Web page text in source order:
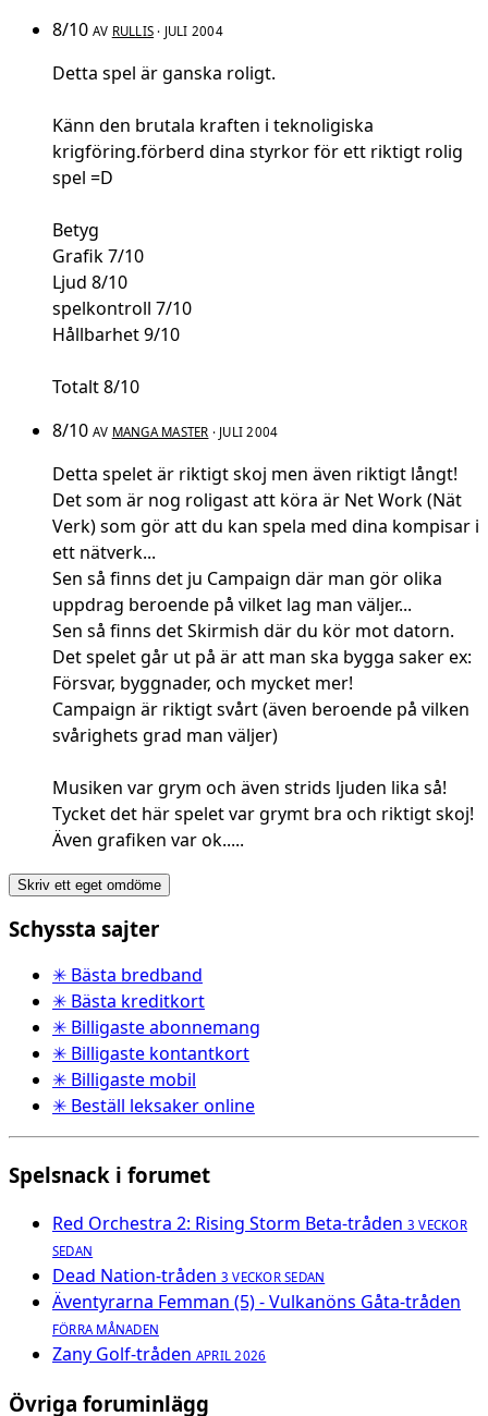
8/10 AV RULLIS · JULI 2004
Detta spel är ganska roligt.
Känn den brutala kraften i teknoligiska
krigföring.förberd dina styrkor för ett riktigt rolig
spel =D
Betyg
Grafik 7/10
Ljud 8/10
spelkontroll 7/10
Hållbarhet 9/10
Totalt 8/10
8/10 AV MANGA MASTER · JULI 2004
Detta spelet är riktigt skoj men även riktigt långt!
Det som är nog roligast att köra är Net Work (Nät
Verk) som gör att du kan spela med dina kompisar i
ett nätverk...
Sen så finns det ju Campaign där man gör olika
uppdrag beroende på vilket lag man väljer...
Sen så finns det Skirmish där du kör mot datorn.
Det spelet går ut på är att man ska bygga saker ex:
Försvar, byggnader, och mycket mer!
Campaign är riktigt svårt (även beroende på vilken
svårighets grad man väljer)
Musiken var grym och även strids ljuden lika så!
Tycket det här spelet var grymt bra och riktigt skoj!
Även grafiken var ok.....
Skriv ett eget omdöme
Schyssta sajter
✳ Bästa bredband
✳ Bästa kreditkort
✳ Billigaste abonnemang
✳ Billigaste kontantkort
✳ Billigaste mobil
✳ Beställ leksaker online
Spelsnack i forumet
Red Orchestra 2: Rising Storm Beta-tråden 3 VECKOR
SEDAN
Dead Nation-tråden 3 VECKOR SEDAN
Äventyrarna Femman (5) - Vulkanöns Gåta-tråden
FÖRRA MÅNADEN
Zany Golf-tråden APRIL 2026
Övriga foruminlägg